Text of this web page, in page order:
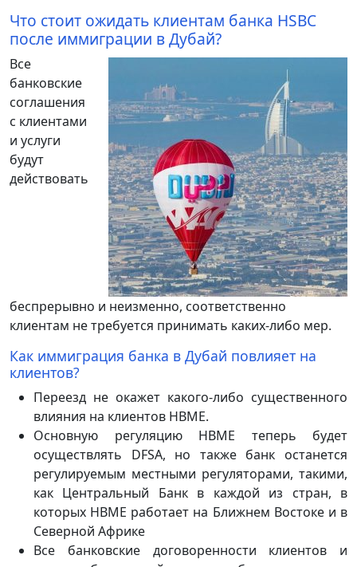
Что стоит ожидать клиентам банка HSBC
после иммиграции в Дубай?
Все
банковские
соглашения
с клиентами
и услуги
будут
действовать
беспрерывно и неизменно, соответственно
клиентам не требуется принимать каких-либо мер.
Как иммиграция банка в Дубай повлияет на
клиентов?
Переезд не окажет какого-либо существенного
влияния на клиентов HBME.
Основную регуляцию HBME теперь будет
осуществлять DFSA, но также банк останется
регулируемым местными регуляторами, такими,
как Центральный Банк в каждой из стран, в
которых HBME работает на Ближнем Востоке и в
Северной Африке
Все банковские договоренности клиентов и